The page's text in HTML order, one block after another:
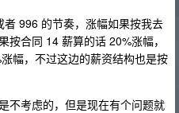
996 的节奏，涨幅如果按我去
合同 14 薪算的话 20%涨幅，
幅，不过这边的薪资结构也是按
不考虑的，但是现在有个问题就